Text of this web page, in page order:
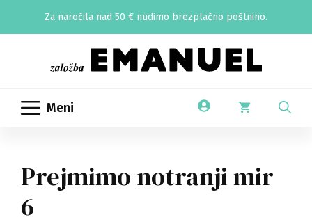
Za naročila nad 50 € nudimo brezplačno poštnino.
Meni
Prejmimo notranji mir
6